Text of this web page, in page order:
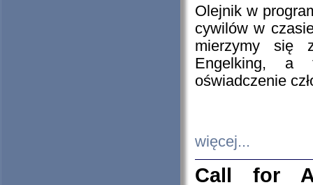
Olejnik w
cywilów w
mierzymy się
Engelking, a
oświadczenie
więcej...
Call for